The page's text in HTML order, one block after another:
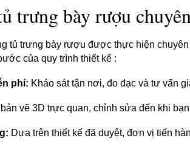
trưng bày rượu
tủ trưng bày rượu được thực hiện
của quy trình thiết kế :
phí: Khảo sát tận nơi, đo đạc và tư vấn
vẽ 3D trực quan, chỉnh sửa đến khi
Dựa trên thiết kế đã duyệt, đơn vị tiến